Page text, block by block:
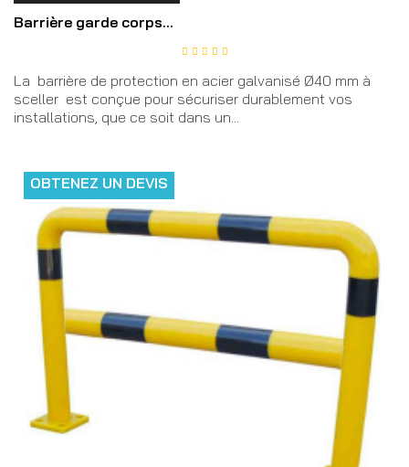
Barrière garde corps...
La barrière de protection en acier galvanisé Ø40 mm à
sceller est conçue pour sécuriser durablement vos
installations, que ce soit dans un...
OBTENEZ UN DEVIS